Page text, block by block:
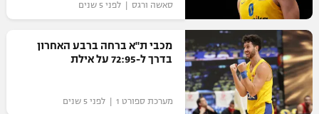
סאשה ורגס | לפני 5 שנים
מכבי ת"א ברחה ברבע האחרון
בדרך ל-72:95 על אילת
מערכת ספורט 1 | לפני 5 שנים